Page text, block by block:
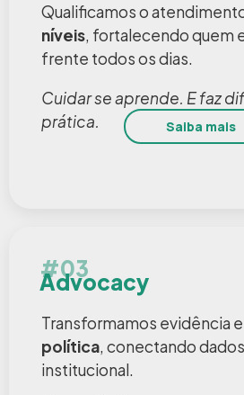
Qualificamos o
níveis, fortalecendo quem
frente todos os dias.
Cuidar se aprende. E faz
prática.
Saiba mais
#03
Advocacy
Transformamos evidência
política, conectando
institucional.